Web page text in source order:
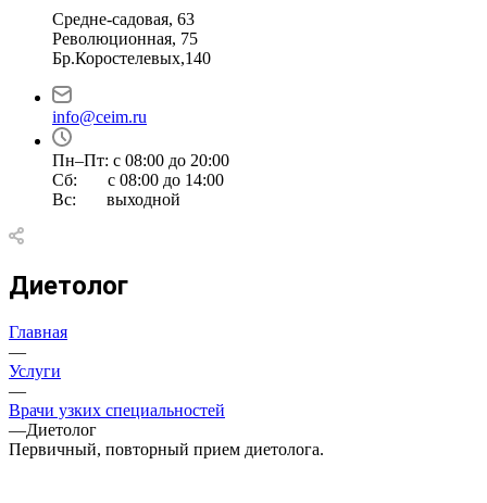
Средне-садовая, 63
Революционная, 75
Бр.Коростелевых,140
info@ceim.ru
Пн–Пт: с 08:00 до 20:00
Сб: с 08:00 до 14:00
Вс: выходной
Диетолог
Главная
—
Услуги
—
Врачи узких специальностей
—Диетолог
Первичный, повторный прием диетолога.